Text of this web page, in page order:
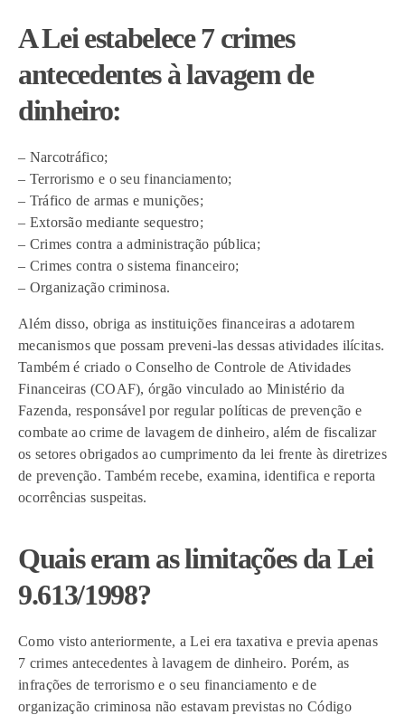
A Lei estabelece 7 crimes
antecedentes à lavagem de
dinheiro:
– Narcotráfico;
– Terrorismo e o seu financiamento;
– Tráfico de armas e munições;
– Extorsão mediante sequestro;
– Crimes contra a administração pública;
– Crimes contra o sistema financeiro;
– Organização criminosa.
Além disso, obriga as instituições financeiras a adotarem
mecanismos que possam preveni-las dessas atividades ilícitas.
Também é criado o Conselho de Controle de Atividades
Financeiras (COAF), órgão vinculado ao Ministério da
Fazenda, responsável por regular políticas de prevenção e
combate ao crime de lavagem de dinheiro, além de fiscalizar
os setores obrigados ao cumprimento da lei frente às diretrizes
de prevenção. Também recebe, examina, identifica e reporta
ocorrências suspeitas.
Quais eram as limitações da Lei
9.613/1998?
Como visto anteriormente, a Lei era taxativa e previa apenas
7 crimes antecedentes à lavagem de dinheiro. Porém, as
infrações de terrorismo e o seu financiamento e de
organização criminosa não estavam previstas no Código